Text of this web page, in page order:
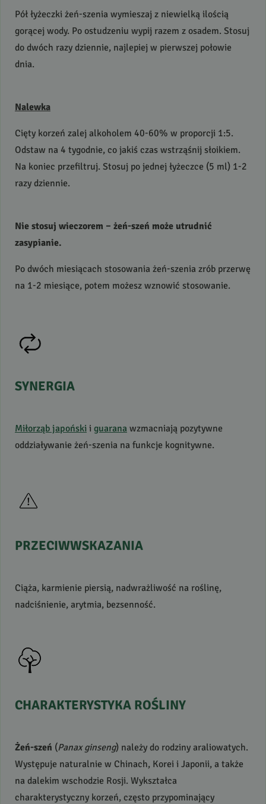
Pół łyżeczki żeń-szenia wymieszaj z niewielką ilością
gorącej wody. Po ostudzeniu wypij razem z osadem. Stosuj
do dwóch razy dziennie, najlepiej w pierwszej połowie
dnia.
Nalewka
Cięty korzeń zalej alkoholem 40-60% w proporcji 1:5.
Odstaw na 4 tygodnie, co jakiś czas wstrząśnij słoikiem.
Na koniec przefiltruj. Stosuj po jednej łyżeczce (5 ml) 1-2
razy dziennie.
Nie stosuj wieczorem – żeń-szeń może utrudnić
zasypianie.
Po dwóch miesiącach stosowania żeń-szenia zrób przerwę
na 1-2 miesiące, potem możesz wznowić stosowanie.
SYNERGIA
Miłorząb japoński i guarana wzmacniają pozytywne
oddziaływanie żeń-szenia na funkcje kognitywne.
PRZECIWWSKAZANIA
Ciąża, karmienie piersią, nadwrażliwość na roślinę,
nadciśnienie, arytmia, bezsenność.
CHARAKTERYSTYKA ROŚLINY
Żeń-szeń (Panax ginseng) należy do rodziny araliowatych.
Występuje naturalnie w Chinach, Korei i Japonii, a także
na dalekim wschodzie Rosji. Wykształca
charakterystyczny korzeń, często przypominający